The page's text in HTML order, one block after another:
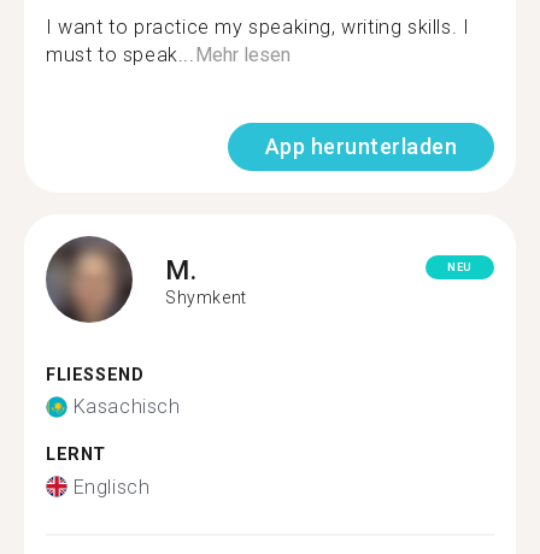
I want to practice my speaking, writing skills. I
must to speak... Mehr lesen
App herunterladen
M.
Shymkent
NEU
FLIESSEND
Kasachisch
LERNT
Englisch